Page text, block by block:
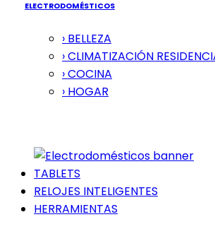
ELECTRODOMÉSTICOS
› BELLEZA
› CLIMATIZACIÓN
› COCINA
› HOGAR
TABLETS
RELOJES INTELIGENTES
HERRAMIENTAS